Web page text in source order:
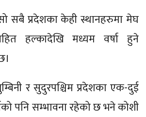
सबै प्रदेशका केही स्थानहरुमा मेघ
हल्कादेखि मध्यम वर्षा हुने
र सुदुरपश्चिम प्रदेशका एक-दुई
पनि सम्भावना रहेको छ भने कोशी